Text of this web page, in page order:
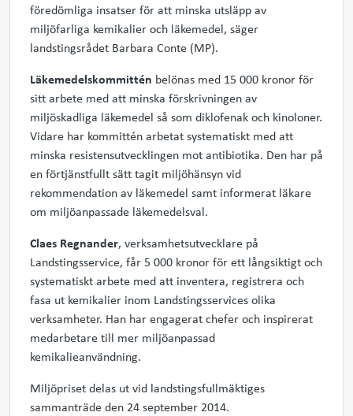
föredömliga insatser för att minska utsläpp av
miljöfarliga kemikalier och läkemedel, säger
landstingsrådet Barbara Conte (MP).
Läkemedelskommittén belönas med 15 000 kronor för
sitt arbete med att minska förskrivningen av
miljöskadliga läkemedel så som diklofenak och kinoloner.
Vidare har kommittén arbetat systematiskt med att
minska resistensutvecklingen mot antibiotika. Den har på
en förtjänstfullt sätt tagit miljöhänsyn vid
rekommendation av läkemedel samt informerat läkare
om miljöanpassade läkemedelsval.
Claes Regnander, verksamhetsutvecklare på
Landstingsservice, får 5 000 kronor för ett långsiktigt och
systematiskt arbete med att inventera, registrera och
fasa ut kemikalier inom Landstingsservices olika
verksamheter. Han har engagerat chefer och inspirerat
medarbetare till mer miljöanpassad
kemikalieanvändning.
Miljöpriset delas ut vid landstingsfullmäktiges
sammanträde den 24 september 2014.